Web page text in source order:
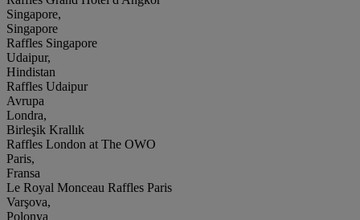
Singapore,
Singapore
Raffles Singapore
Udaipur,
Hindistan
Raffles Udaipur
Avrupa
Londra,
Birleşik Krallık
Raffles London at The OWO
Paris,
Fransa
Le Royal Monceau Raffles Paris
Varşova,
Polonya